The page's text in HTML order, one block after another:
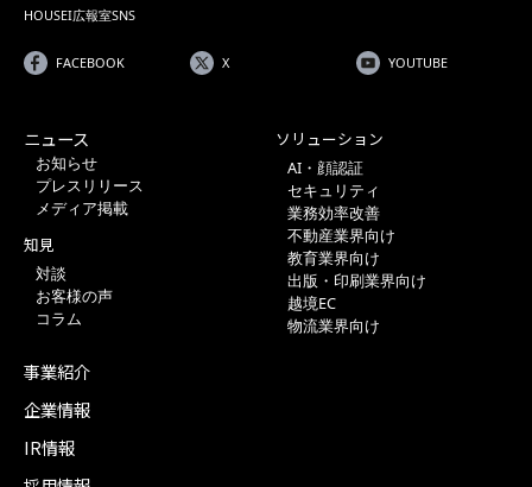
HOUSEI広報室SNS
FACEBOOK X YOUTUBE
ニュース
お知らせ
プレスリリース
メディア掲載
知見
対談
お客様の声
コラム
ソリューション
AI・顔認証
セキュリティ
業務効率改善
不動産業界向け
教育業界向け
出版・印刷業界向け
越境EC
物流業界向け
事業紹介
企業情報
IR情報